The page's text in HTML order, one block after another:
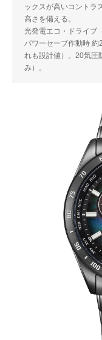
ックスが高いコントラ
高さを備える。
光発電エコ・ドライブ
パワーセーブ作動時
れも設計値）。20気圧
み）。